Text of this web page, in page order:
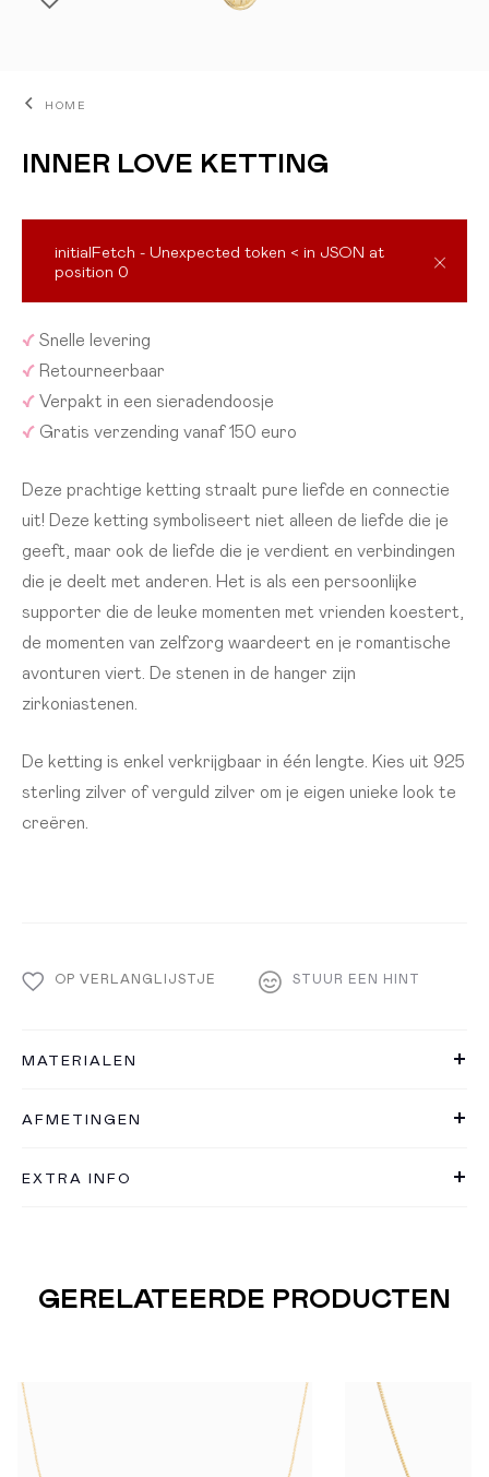
HOME
INNER LOVE KETTING
IN WINKELWAGEN
initialFetch - Unexpected token < in JSON at
position 0
✓Snelle levering
✓ Retourneerbaar
✓Verpakt in een sieradendoosje
✓ Gratis verzending vanaf 150 euro
Deze prachtige ketting straalt pure liefde en connectie
uit! Deze ketting symboliseert niet alleen de liefde die je
geeft, maar ook de liefde die je verdient en verbindingen
die je deelt met anderen. Het is als een persoonlijke
supporter die de leuke momenten met vrienden koestert,
de momenten van zelfzorg waardeert en je romantische
avonturen viert. De stenen in de hanger zijn
zirkoniastenen.
De ketting is enkel verkrijgbaar in één lengte. Kies uit 925
sterling zilver of verguld zilver om je eigen unieke look te
creëren.
OP VERLANGLIJSTJE STUUR EEN HINT
MATERIALEN
AFMETINGEN
EXTRA INFO
GERELATEERDE PRODUCTEN